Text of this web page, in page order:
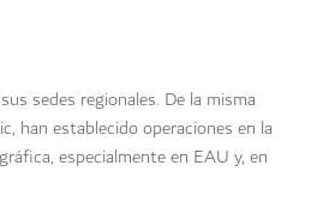
sedes regionales. De la misma
han establecido operaciones en la
especialmente en EAU y, en